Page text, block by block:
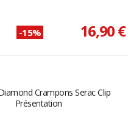
-15% 16,90 €